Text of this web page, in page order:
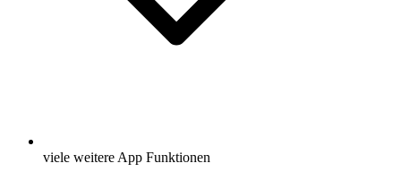
viele weitere App Funktionen